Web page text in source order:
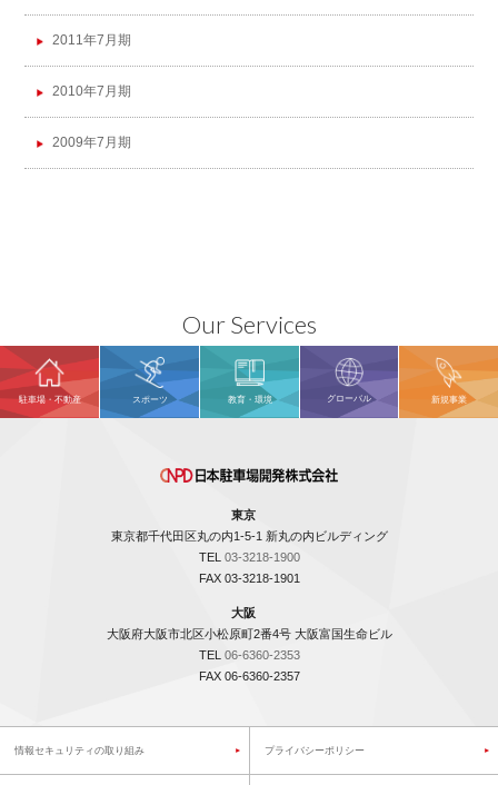
2011年7月期
2010年7月期
2009年7月期
Our Services
駐車場・不動産 スポーツ 教育・環境 グローバル 新規事業
東京
東京都千代田区丸の内1-5-1 新丸の内ビルディング
TEL 03-3218-1900
FAX 03-3218-1901
大阪
大阪府大阪市北区小松原町2番4号 大阪富国生命ビル
TEL 06-6360-2353
FAX 06-6360-2357
情報セキュリティの取り組み プライバシーポリシー